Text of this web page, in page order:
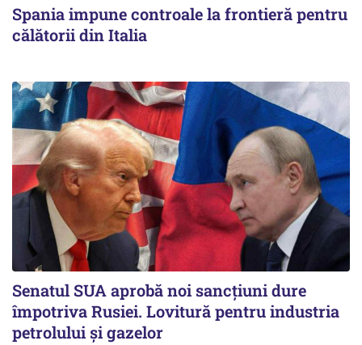
Spania impune controale la frontieră pentru
călătorii din Italia
Senatul SUA aprobă noi sancțiuni dure
împotriva Rusiei. Lovitură pentru industria
petrolului și gazelor